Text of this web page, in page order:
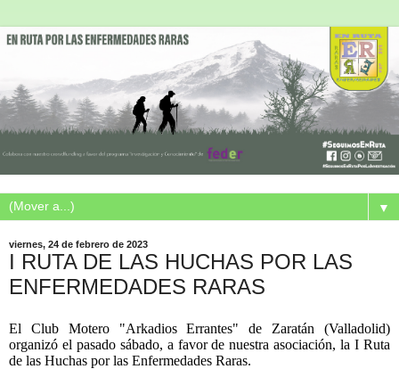
▼
viernes, 24 de febrero de 2023
I RUTA DE LAS HUCHAS POR LAS
ENFERMEDADES RARAS
El Club Motero "Arkadios Errantes" de Zaratán (Valladolid)
organizó el pasado sábado, a favor de nuestra asociación, la I Ruta
de las Huchas por las Enfermedades Raras.